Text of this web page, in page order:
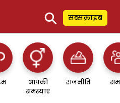
⚲ सब्सक्राइब
आपकी
समस्याएं
राजनीति